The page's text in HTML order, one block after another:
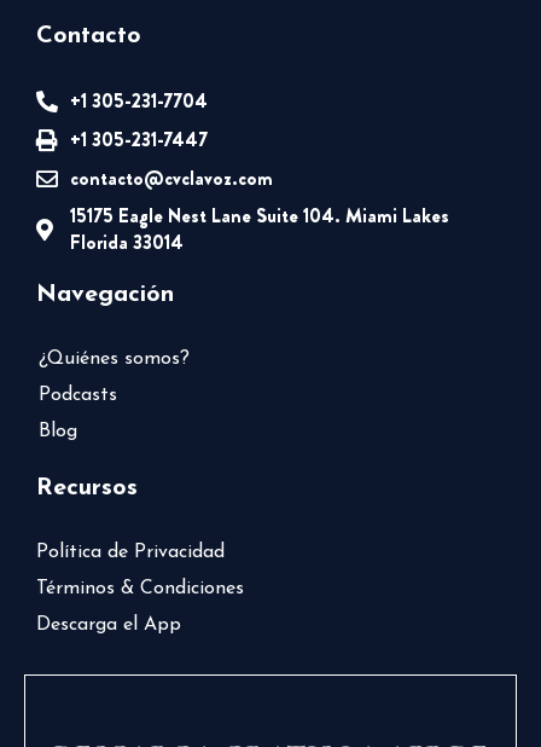
Contacto
+1 305-231-7704
+1 305-231-7447
contacto@cvclavoz.com
15175 Eagle Nest Lane Suite 104. Miami Lakes
Florida 33014
Navegación
¿Quiénes somos?
Podcasts
Blog
Recursos
Política de Privacidad
Términos & Condiciones
Descarga el App